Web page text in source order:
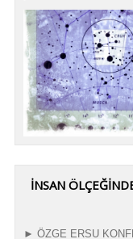
İNSAN
► ÖZGE ERSU